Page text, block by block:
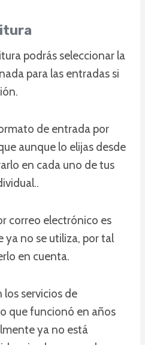
podrás seleccionar la
para las entradas si
de entrada por
aunque lo elijas desde
en cada uno de tus
correo electrónico es
ya no se utiliza, por tal
en cuenta.
los servicios de
que funcionó en años
ya no está